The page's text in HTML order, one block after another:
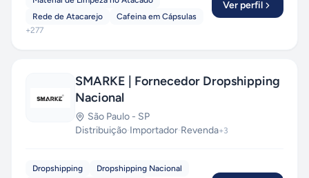
Rede de Atacarejo
Cafeina em Cápsulas
+277
Ver perfil
SMARKE | Fornecedor Dropshipping
Nacional
São Paulo - SP
Distribuição·Importador·Revenda+3
Dropshipping
Dropshipping Nacional